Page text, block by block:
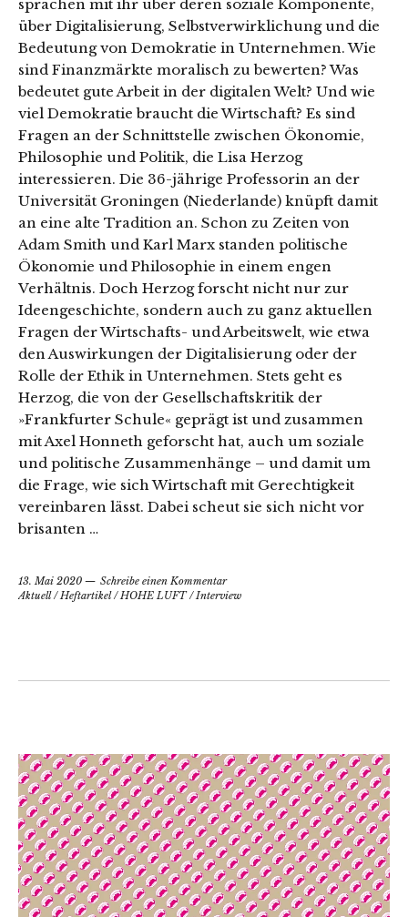
sprachen mit ihr über deren soziale Komponente,
über Digitalisierung, Selbstverwirklichung und die
Bedeutung von Demokratie in Unternehmen. Wie
sind Finanzmärkte moralisch zu bewerten? Was
bedeutet gute Arbeit in der digitalen Welt? Und wie
viel Demokratie braucht die Wirtschaft? Es sind
Fragen an der Schnittstelle zwischen Ökonomie,
Philosophie und Politik, die Lisa Herzog
interessieren. Die 36-jährige Professorin an der
Universität Groningen (Niederlande) knüpft damit
an eine alte Tradition an. Schon zu Zeiten von
Adam Smith und Karl Marx standen politische
Ökonomie und ­Philosophie in einem engen
Verhältnis. Doch Herzog forscht nicht nur zur
Ideengeschichte, sondern auch zu ganz aktuellen
Fragen der Wirtschafts- und Arbeitswelt, wie etwa
den Auswirkungen der Digitalisierung oder der
Rolle der Ethik in Unternehmen. Stets geht es
Herzog, die von der Gesellschaftskritik der
»Frankfurter Schule« geprägt ist und zusammen
mit Axel Honneth geforscht hat, auch um soziale
und politische Zusammenhänge – und damit um
die Frage, wie sich Wirtschaft mit Gerechtigkeit
vereinbaren lässt. Dabei scheut sie sich nicht vor
brisanten …
13. Mai 2020
Schreibe einen Kommentar
Aktuell/Heftartikel/HOHE LUFT/Interview